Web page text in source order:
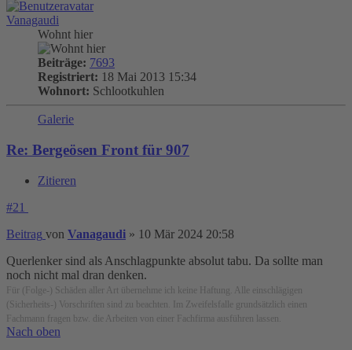
Vanagaudi
Wohnt hier
Beiträge: 7693
Registriert: 18 Mai 2013 15:34
Wohnort: Schlootkuhlen
Galerie
Re: Bergeösen Front für 907
Zitieren
#21
Beitrag von Vanagaudi » 10 Mär 2024 20:58
Querlenker sind als Anschlagpunkte absolut tabu. Da sollte man
noch nicht mal dran denken.
Für (Folge-) Schäden aller Art übernehme ich keine Haftung. Alle einschlägigen
(Sicherheits-) Vorschriften sind zu beachten. Im Zweifelsfalle grundsätzlich einen
Fachmann fragen bzw. die Arbeiten von einer Fachfirma ausführen lassen.
Nach oben